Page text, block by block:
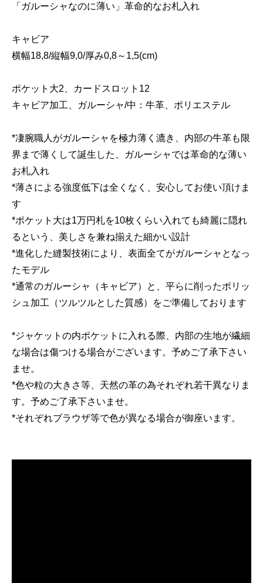
「ガルーシャなのに薄い」革命的なお札入れ
キャビア
横幅18,8/縦幅9,0/厚み0,8～1,5(cm)
ポケット大2、カードスロット12
キャビア加工、ガルーシャ/中：牛革、ポリエステル
*凄腕職人がガルーシャを極力薄く漉き、内部の牛革も限
界まで薄くして誕生した、ガルーシャでは革命的な薄い
お札入れ
*薄さによる強度低下は全くなく、安心してお使い頂けま
す
*ポケット大は1万円札を10枚くらい入れても綺麗に隠れ
るという、美しさを兼ね揃えた細かい設計
*進化した縫製技術により、表面全てがガルーシャとなっ
たモデル
*通常のガルーシャ（キャビア）と、平らに削ったポリッ
シュ加工（ツルツルとした質感）をご準備しております
*ジャケットの内ポケットに入れる際、内部の生地が繊細
な場合は傷つける場合がございます。予めご了承下さい
ませ。
*色や粒の大きさ等、天然の革の為それぞれ若干異なりま
す。予めご了承下さいませ。
*それぞれブラウザ等で色が異なる場合が御座います。